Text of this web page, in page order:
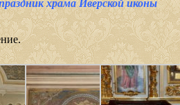
храма Иверской иконы